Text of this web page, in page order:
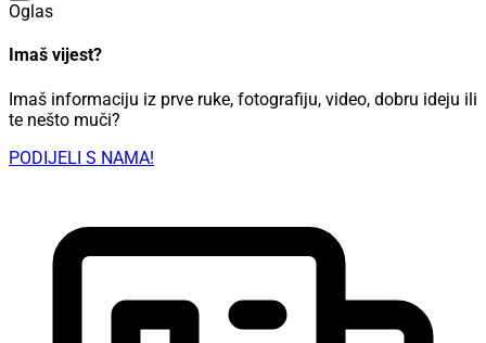
Oglas
Imaš vijest?
Imaš informaciju iz prve ruke, fotografiju, video, dobru ideju ili
te nešto muči?
PODIJELI S NAMA!